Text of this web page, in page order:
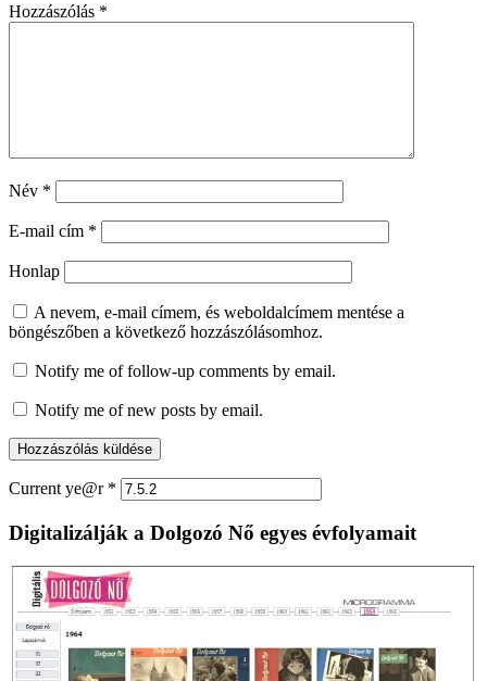
Hozzászólás *
Név *
E-mail cím *
Honlap
A nevem, e-mail címem, és weboldalcímem mentése a
böngészőben a következő hozzászólásomhoz.
Notify me of follow-up comments by email.
Notify me of new posts by email.
Current ye@r *
Digitalizálják a Dolgozó Nő egyes évfolyamait